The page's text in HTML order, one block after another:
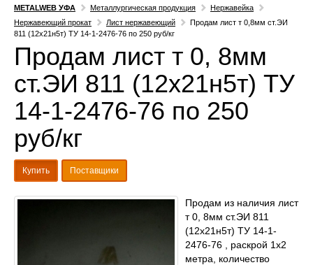
METALWEB УФА Металлургическая продукция
Нержавейка
Нержавеющий прокат
Лист нержавеющий
Продам лист т 0,8мм ст.ЭИ
811 (12х21н5т) ТУ 14-1-2476-76 по 250 руб/кг
Продам лист т 0, 8мм
ст.ЭИ 811 (12х21н5т) ТУ
14-1-2476-76 по 250
руб/кг
Купить Поставщики
Продам из наличия лист
т 0, 8мм ст.ЭИ 811
(12х21н5т) ТУ 14-1-
2476-76 , раскрой 1х2
метра, количество